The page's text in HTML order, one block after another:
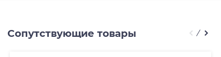
Сопутствующие товары